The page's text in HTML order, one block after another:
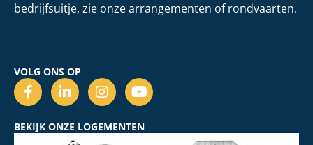
bedrijfsuitje, zie onze arrangementen of rondvaarten.
VOLG ONS OP
BEKIJK ONZE LOGEMENTEN